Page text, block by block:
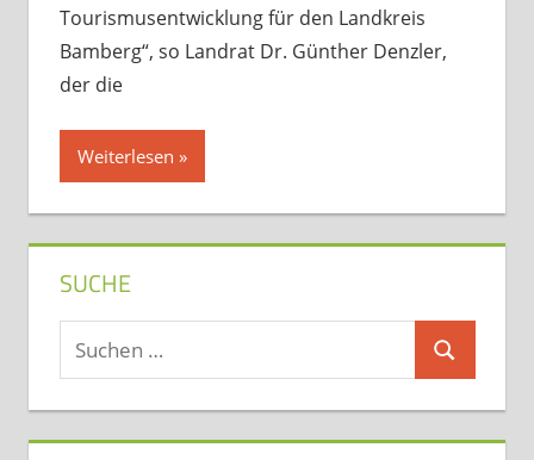
Tourismusentwicklung für den Landkreis
Bamberg“, so Landrat Dr. Günther Denzler,
der die
Weiterlesen
SUCHE
Suchen
nach:
Suchen